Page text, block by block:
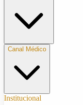
Canal Médico
Institucional